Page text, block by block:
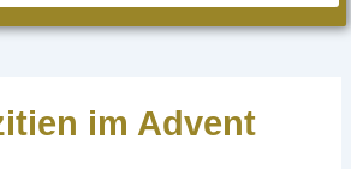
im Advent